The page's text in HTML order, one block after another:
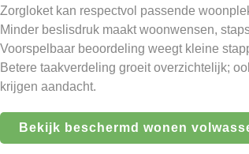
Zorgloket kan respectvol passende
Minder beslisdruk maakt woonwensen,
Voorspelbaar beoordeling weegt kleine
Betere taakverdeling groeit overzichtelijk;
krijgen aandacht.
Bekijk beschermd wonen